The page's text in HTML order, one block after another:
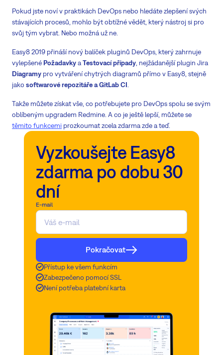
Pokud jste noví v praktikách DevOps nebo hledáte zlepšení svých
stávajících procesů, mohlo být obtížné vědět, který nástroj si pro
svůj tým vybrat. Nebo možná už ne.
Easy8 2019 přináší nový balíček pluginů DevOps, který zahrnuje
vylepšené PožadavkyaTestovací případy , nejžádanější plugin Jira
Diagramy pro vytváření chytrých diagramů přímo v Easy8, stejně
jako softwarové repozitáře a GitLab CI
Takže můžete získat vše, co potřebujete pro DevOps spolu se svým
oblíbeným upgradem Redmine. A co je ještě lepší, můžete se
těmito funkcemi prozkoumat zcela zdarma zde a teď.
Vyzkoušejte Easy8
zdarma po dobu 30
dní
E-mail
Pokračovat
Přístup ke všem funkcím
Zabezpečeno pomocí SSL
Není potřeba platební karta